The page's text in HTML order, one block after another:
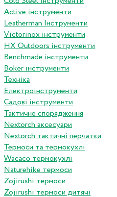
Active інструменти
Leatherman Інструменти
Victorinox інструменти
HX Outdoors інструменти
Benchmade інструменти
Boker інструменти
Техніка
Електроінструменти
Садові інструменти
Тактичне спорядження
Nextorch аксесуари
Nextorch тактичні перчатки
Термоси та термокухлі
Wacaco термокухлі
Naturehike термоси
Zojirushi термоси
Zojirushi термоси дитячі